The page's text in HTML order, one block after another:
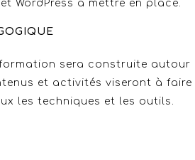
WordPress à mettre en place.
formation sera construite autour
et activités viseront à
les techniques et les outils.